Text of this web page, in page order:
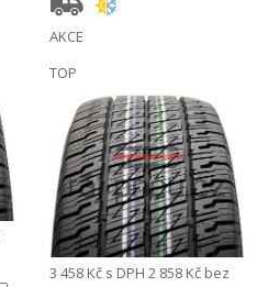
AKCE
TOP
3 458 Kč s DPH 2 858 Kč bez